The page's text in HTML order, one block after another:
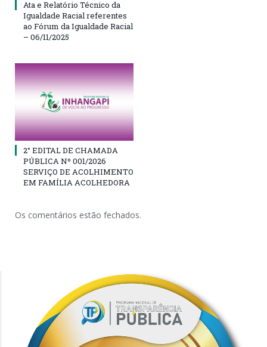
Ata e Relatório Técnico da
Igualdade Racial referentes
ao Fórum da Igualdade Racial
– 06/11/2025
2° EDITAL DE CHAMADA
PÚBLICA Nº 001/2026
SERVIÇO DE ACOLHIMENTO
EM FAMÍLIA ACOLHEDORA
Os comentários estão fechados.